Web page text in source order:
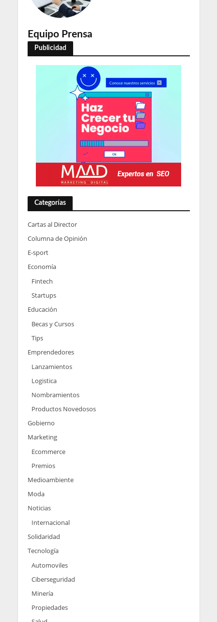
Equipo Prensa
Publicidad
Categorías
Cartas al Director
Columna de Opinión
E-sport
Economía
Fintech
Startups
Educación
Becas y Cursos
Tips
Emprendedores
Lanzamientos
Logistica
Nombramientos
Productos Novedosos
Gobierno
Marketing
Ecommerce
Premios
Medioambiente
Moda
Noticias
Internacional
Solidaridad
Tecnología
Automoviles
Ciberseguridad
Minería
Propiedades